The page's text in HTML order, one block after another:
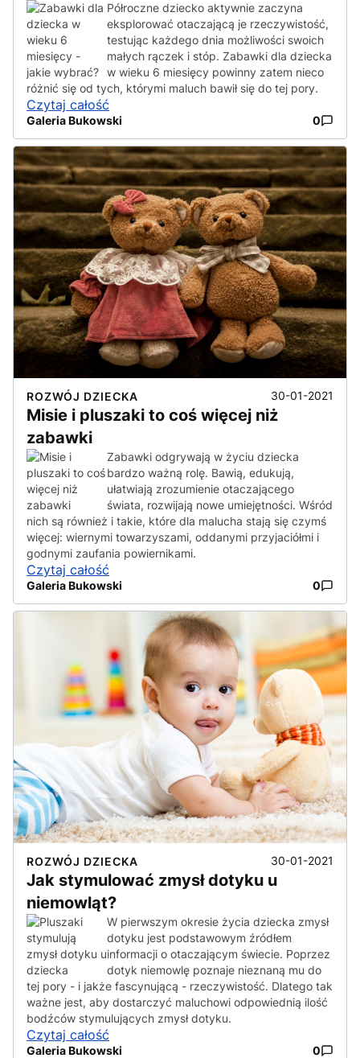
Półroczne dziecko aktywnie zaczyna
eksplorować otaczającą je rzeczywistość,
testując każdego dnia możliwości swoich
małych rączek i stóp. Zabawki dla dziecka
w wieku 6 miesięcy powinny zatem nieco
różnić się od tych, którymi maluch bawił się do tej pory.
Czytaj całość
Galeria Bukowski 0
ROZWÓJ DZIECKA 30-01-2021
Misie i pluszaki to coś więcej niż
zabawki
Zabawki odgrywają w życiu dziecka
bardzo ważną rolę. Bawią, edukują,
ułatwiają zrozumienie otaczającego
świata, rozwijają nowe umiejętności. Wśród
nich są również i takie, które dla malucha stają się czymś
więcej: wiernymi towarzyszami, oddanymi przyjaciółmi i
godnymi zaufania powiernikami.
Czytaj całość
Galeria Bukowski 0
ROZWÓJ DZIECKA 30-01-2021
Jak stymulować zmysł dotyku u
niemowląt?
W pierwszym okresie życia dziecka zmysł
dotyku jest podstawowym źródłem
informacji o otaczającym świecie. Poprzez
dotyk niemowlę poznaje nieznaną mu do
tej pory - i jakże fascynującą - rzeczywistość. Dlatego tak
ważne jest, aby dostarczyć maluchowi odpowiednią ilość
bodźców stymulujących zmysł dotyku.
Czytaj całość
Galeria Bukowski 0